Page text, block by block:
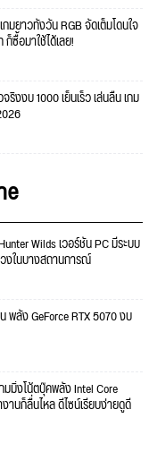
มยาวทั้งวัน RGB จัดเต็มโดนใจ
ซื้อมาใช้ได้เลย!
ริงงบ 1000 เย็นเร็ว เล่นลื่น เกม
Wilds เวอร์ชัน PC มีระบบ
งในบางสถานการณ์
พลัง GeForce RTX 5070 งบ
มมิ่งโน้ตบุ๊คพลัง Intel Core
านก็ลื่นไหล ดีไซน์เรียบง่ายดูดี